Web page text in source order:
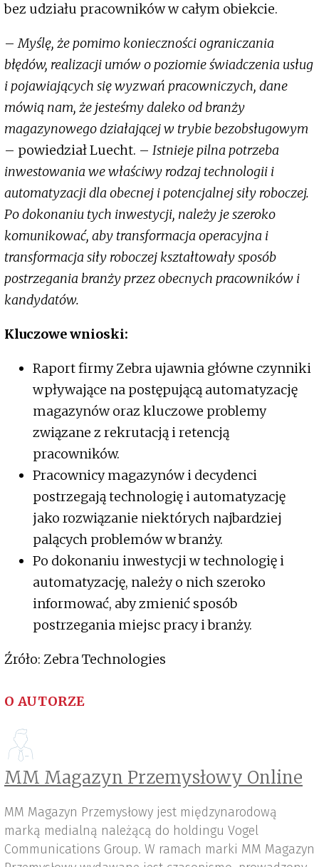
bez udziału pracowników w całym obiekcie.
–Myślę, że pomimo konieczności ograniczania
błędów, realizacji umów o poziomie świadczenia usług
i pojawiających się wyzwań pracowniczych, dane
mówią nam, że jesteśmy daleko od branży
magazynowego działającej w trybie bezobsługowym
– powiedział Luecht. – Istnieje pilna potrzeba
inwestowania we właściwy rodzaj technologii i
automatyzacji dla obecnej i potencjalnej siły roboczej.
Po dokonaniu tych inwestycji, należy je szeroko
komunikować, aby transformacja operacyjna i
transformacja siły roboczej kształtowały sposób
postrzegania branży przez obecnych pracowników i
kandydatów.
Kluczowe wnioski:
Raport firmy Zebra ujawnia główne czynniki
wpływające na postępującą automatyzację
magazynów oraz kluczowe problemy
związane z rekrutacją i retencją
pracowników.
Pracownicy magazynów i decydenci
postrzegają technologię i automatyzację
jako rozwiązanie niektórych najbardziej
palących problemów w branży.
Po dokonaniu inwestycji w technologię i
automatyzację, należy o nich szeroko
informować, aby zmienić sposób
postrzegania miejsc pracy i branży.
Źróło: Zebra Technologies
O AUTORZE
MM Magazyn Przemysłowy Online
MM Magazyn Przemysłowy jest międzynarodową
marką medialną należącą do holdingu Vogel
Communications Group. W ramach marki MM Magazyn